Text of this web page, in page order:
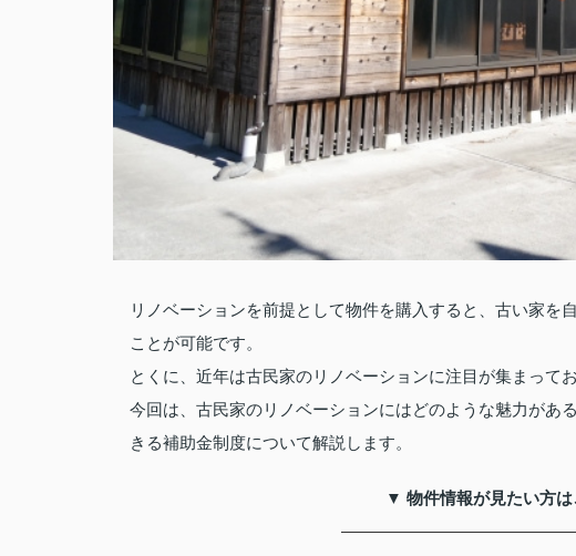
リノベーションを前提として物件を購入すると、古い家を
ことが可能です。
とくに、近年は古民家のリノベーションに注目が集まって
今回は、古民家のリノベーションにはどのような魅力があ
きる補助金制度について解説します。
▼ 物件情報が見たい方